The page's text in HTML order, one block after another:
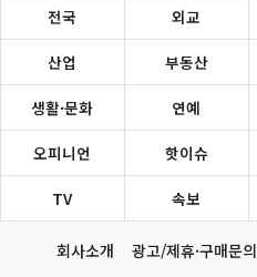
전국 외교
산업 부동산
생활·문화 연예
오피니언 핫이슈
TV 속보
회사소개 광고/제휴·구매문의